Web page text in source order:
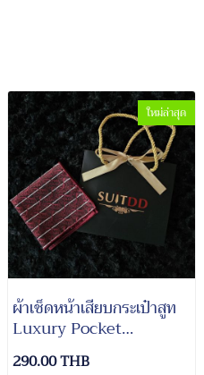
ใหม่ล่าสุด
ผ้าเช็ดหน้าเสียบกระเป๋าสูท
Luxury Pocket
Square#3
290.00 THB